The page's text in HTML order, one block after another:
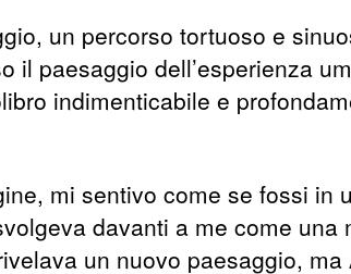
un percorso tortuoso e
il paesaggio dell’esperienza
indimenticabile e
mi sentivo come se fossi in
davanti a me come una
un nuovo paesaggio, ma